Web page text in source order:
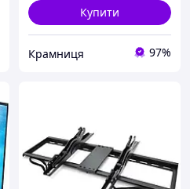
Купити
Крамниця 97%